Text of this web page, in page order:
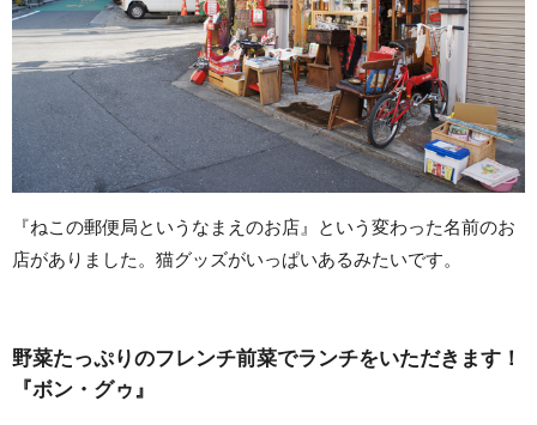
『ねこの郵便局というなまえのお店』という変わった名前のお
店がありました。猫グッズがいっぱいあるみたいです。
野菜たっぷりのフレンチ前菜でランチをいただきます！
『ボン・グゥ』